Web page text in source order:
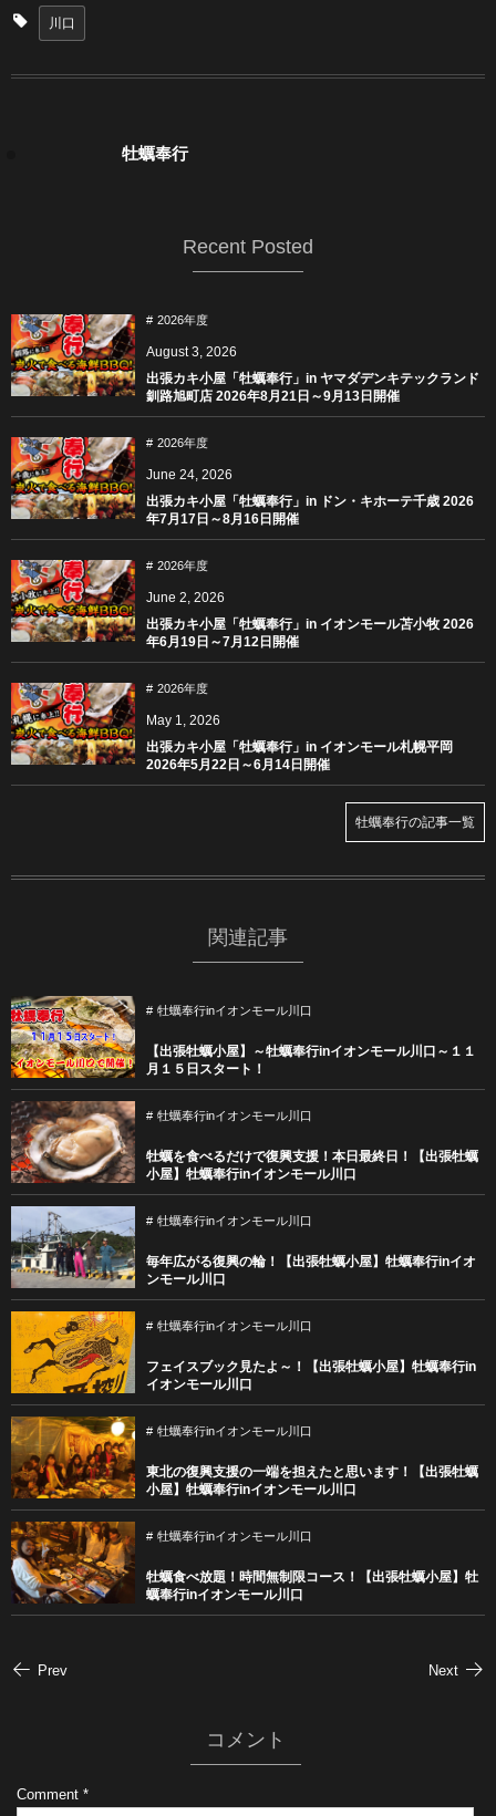
川口
牡蠣奉行
Recent Posted
2026年度
August 3, 2026
出張カキ小屋「牡蠣奉行」in ヤマダデンキテックランド
釧路旭町店 2026年8月21日～9月13日開催
2026年度
June 24, 2026
出張カキ小屋「牡蠣奉行」in ドン・キホーテ千歳 2026
年7月17日～8月16日開催
2026年度
June 2, 2026
出張カキ小屋「牡蠣奉行」in イオンモール苫小牧 2026
年6月19日～7月12日開催
2026年度
May 1, 2026
出張カキ小屋「牡蠣奉行」in イオンモール札幌平岡
2026年5月22日～6月14日開催
牡蠣奉行の記事一覧
関連記事
牡蠣奉行inイオンモール川口
【出張牡蠣小屋】～牡蠣奉行inイオンモール川口～１１
月１５日スタート！
牡蠣奉行inイオンモール川口
牡蠣を食べるだけで復興支援！本日最終日！【出張牡蠣
小屋】牡蠣奉行inイオンモール川口
牡蠣奉行inイオンモール川口
毎年広がる復興の輪！【出張牡蠣小屋】牡蠣奉行inイオ
ンモール川口
牡蠣奉行inイオンモール川口
フェイスブック見たよ～！【出張牡蠣小屋】牡蠣奉行in
イオンモール川口
牡蠣奉行inイオンモール川口
東北の復興支援の一端を担えたと思います！【出張牡蠣
小屋】牡蠣奉行inイオンモール川口
牡蠣奉行inイオンモール川口
牡蠣食べ放題！時間無制限コース！【出張牡蠣小屋】牡
蠣奉行inイオンモール川口
Prev Next
コメント
Comment *